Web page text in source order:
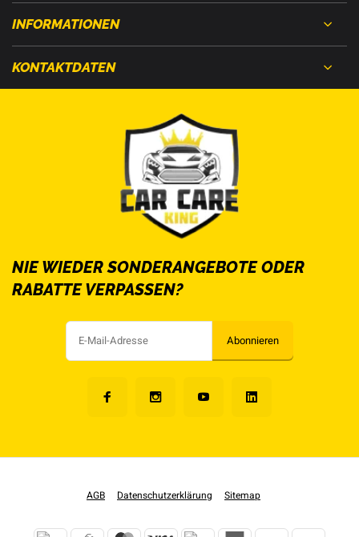
INFORMATIONEN
KONTAKTDATEN
NIE WIEDER SONDERANGEBOTE ODER
RABATTE VERPASSEN?
Abonnieren
AGB Datenschutzerklärung Sitemap